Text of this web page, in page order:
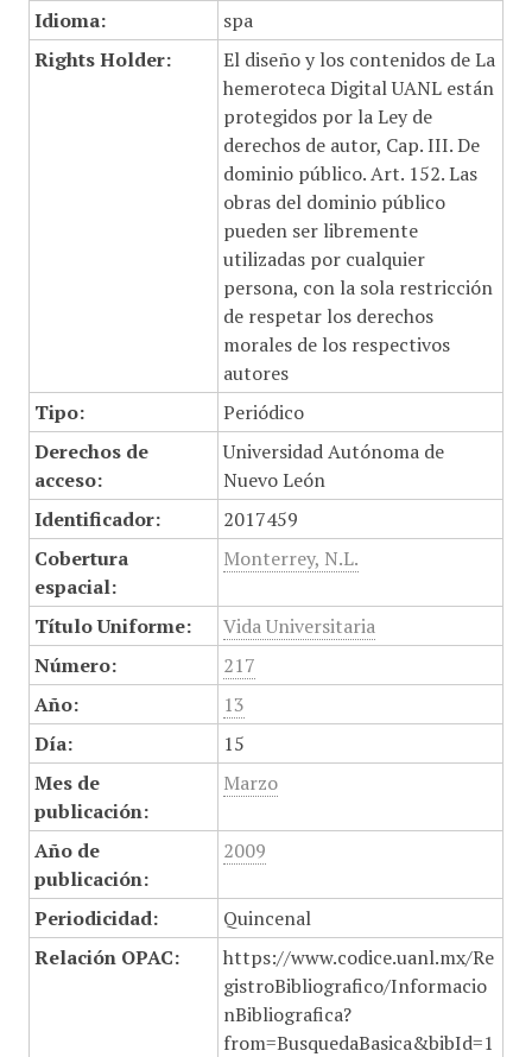
Idioma:
spa
Rights Holder:
El diseño y los contenidos de La
hemeroteca Digital UANL están
protegidos por la Ley de
derechos de autor, Cap. III. De
dominio público. Art. 152. Las
obras del dominio público
pueden ser libremente
utilizadas por cualquier
persona, con la sola restricción
de respetar los derechos
morales de los respectivos
autores
Tipo:
Periódico
Derechos de
acceso:
Universidad Autónoma de
Nuevo León
Identificador:
2017459
Cobertura
espacial:
Monterrey, N.L.
Título Uniforme:
Vida Universitaria
Número:
217
Año:
13
Día:
15
Mes de
publicación:
Marzo
Año de
publicación:
2009
Periodicidad:
Quincenal
Relación OPAC:
https://www.codice.uanl.mx/Re
gistroBibliografico/Informacio
nBibliografica?
from=BusquedaBasica&bibId=1